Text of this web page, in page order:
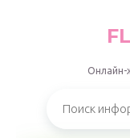
Онлайн-